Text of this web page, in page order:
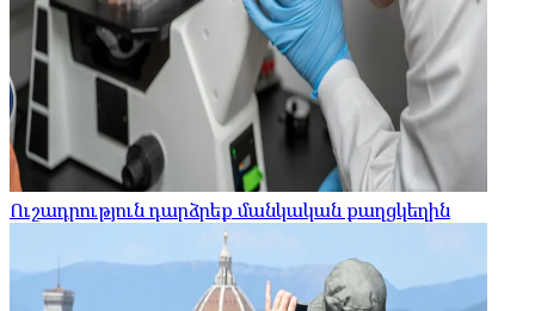
Ուշադրություն դարձրեք մանկական քաղցկեղին